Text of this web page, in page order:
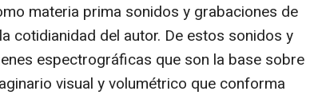
materia prima sonidos y grabaciones de
cotidianidad del autor. De estos sonidos y
espectrográficas que son la base sobre
visual y volumétrico que conforma